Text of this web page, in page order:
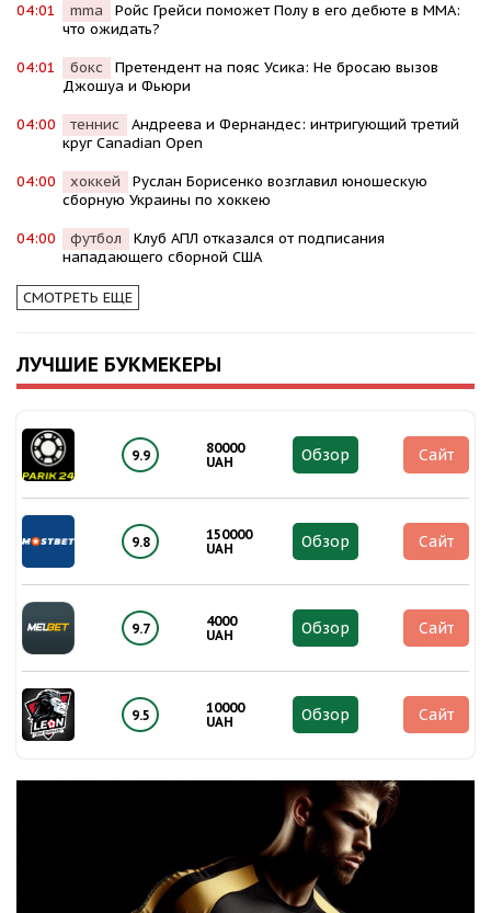
04:01 mma
Ройс Грейси поможет Полу в его дебюте в MMA:
что ожидать?
04:01 бокс
Претендент на пояс Усика: Не бросаю вызов
Джошуа и Фьюри
04:00 теннис
Андреева и Фернандес: интригующий третий
круг Canadian Open
04:00 хоккей
Руслан Борисенко возглавил юношескую
сборную Украины по хоккею
04:00 футбол
Клуб АПЛ отказался от подписания
нападающего сборной США
СМОТРЕТЬ ЕЩЕ
ЛУЧШИЕ БУКМЕКЕРЫ
9.9
80000
UAH
Обзор Сайт
9.8
150000
UAH
Обзор Сайт
9.7
4000
UAH
Обзор Сайт
9.5
10000
UAH
Обзор Сайт